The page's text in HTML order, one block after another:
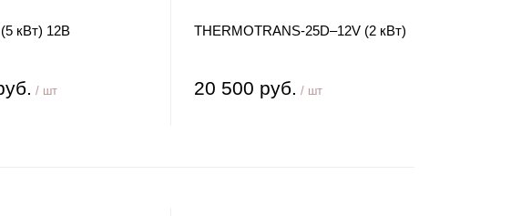
кВт) 12В
/ шт
THERMOTRANS-25D–12V (2 кВт)
20 500 руб. / шт